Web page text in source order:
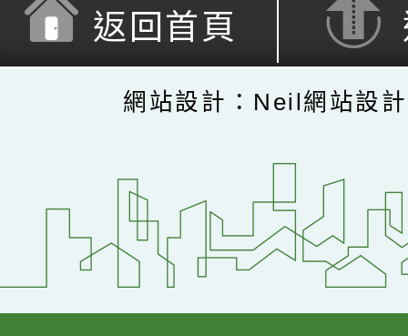
返回首頁
網站設計：Neil網站設